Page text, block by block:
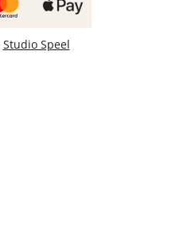
Studio Speel